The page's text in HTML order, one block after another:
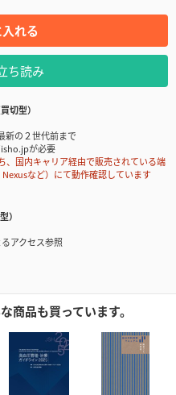
れる
ち読み
切型）
新の２世代前まで
が必要
国内キャリア経由で販売されている端
Nexusなど）にて動作確認しています
）
アクセス参照
商品も買っています。